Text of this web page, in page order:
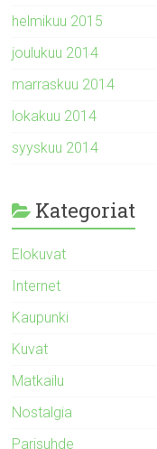
helmikuu 2015
joulukuu 2014
marraskuu 2014
lokakuu 2014
syyskuu 2014
Kategoriat
Elokuvat
Internet
Kaupunki
Kuvat
Matkailu
Nostalgia
Parisuhde